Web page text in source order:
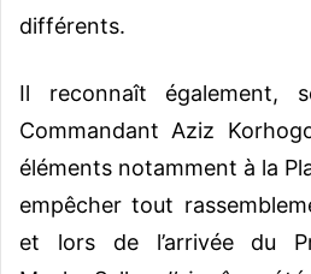
différents.
Il reconnaît également,
Commandant Aziz
éléments notamment à la
empêcher tout
et lors de l’arrivée du